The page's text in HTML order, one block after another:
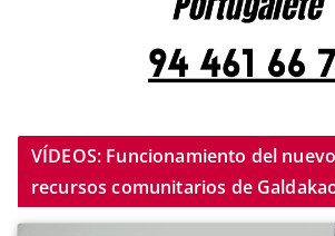
VÍDEOS: Funcionamiento del
recursos comunitarios de